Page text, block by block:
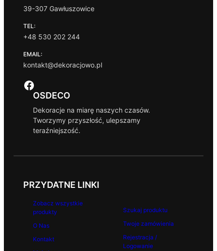
39-307 Gawłuszowice
TEL:
+48 530 202 244
EMAIL:
kontakt@dekoracjowo.pl
Facebook
OSDECO
Dekoracje na miarę naszych czasów.
Tworzymy przyszłość, ulepszamy
teraźniejszość.
PRZYDATNE LINKI
Zobacz wszystkie
produkty
O Nas
Kontakt
Szukaj produktu
Twoje zamówienia
Rejestracja /
Logowanie